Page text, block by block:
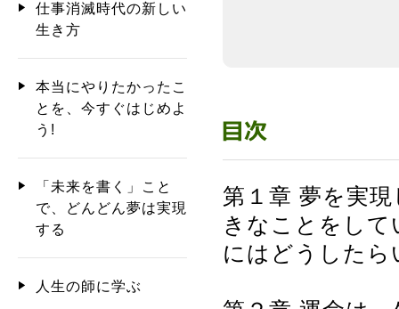
第１章 夢を実
きなことをし
にはどうしたら
仕事消滅時代の新しい
生き方
本当にやりたかったこ
とを、今すぐはじめよ
う!
「未来を書く」こと
で、どんどん夢は実現
する
人生の師に学ぶ